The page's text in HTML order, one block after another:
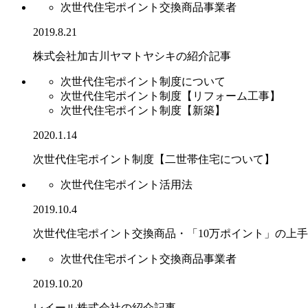
次世代住宅ポイント交換商品事業者
2019.8.21
株式会社加古川ヤマトヤシキの紹介記事
次世代住宅ポイント制度について
次世代住宅ポイント制度【リフォーム工事】
次世代住宅ポイント制度【新築】
2020.1.14
次世代住宅ポイント制度【二世帯住宅について】
次世代住宅ポイント活用法
2019.10.4
次世代住宅ポイント交換商品・「10万ポイント」の上
次世代住宅ポイント交換商品事業者
2019.10.20